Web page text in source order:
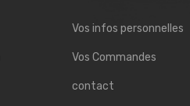
Vos infos personnelles
Vos Commandes
contact